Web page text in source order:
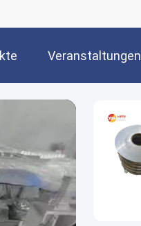
Veranstaltungen